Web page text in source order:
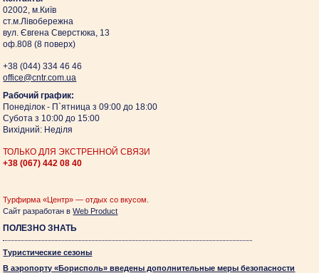
02002, м.Київ
ст.м.Лівобережна
вул. Євгена Сверстюка, 13
оф.808 (8 поверх)
+38 (044)334 46 46
оffice@cntr.com.ua
Рабочий график:
Понеділок - П`ятница з 09:00 до 18:00
Субота з 10:00 до 15:00
Вихідний: Неділя
ТОЛЬКО ДЛЯ ЭКСТРЕННОЙ СВЯЗИ
+38 (067)442 08 40
Турфирма «Центр» — отдых со вкусом.
Сайт разработан вWeb Product
ПОЛЕЗНО ЗНАТЬ
Туристические сезоны
В аэропорту «Борисполь» введены дополнительные меры безопасности